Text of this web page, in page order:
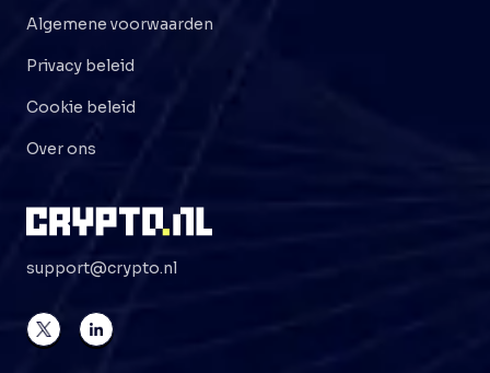
Algemene voorwaarden
Privacy beleid
Cookie beleid
Over ons
support@crypto.nl